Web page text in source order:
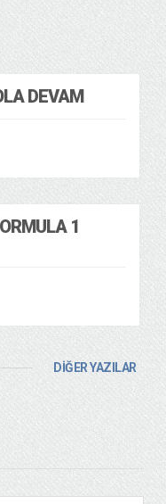
DEVAM
1
DİĞER YAZILAR